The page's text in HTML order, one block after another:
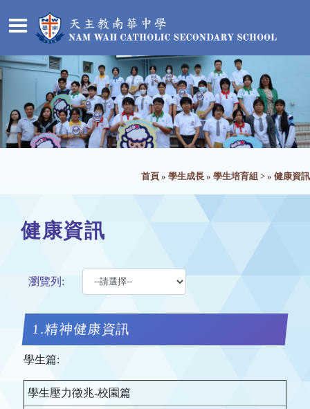
首頁 » 學生成長 » 學生培育組 > » 健康資訊
健康資訊
瀏覽列:
1.精神健康資訊
學生篇:
學生壓力徵兆-校園篇